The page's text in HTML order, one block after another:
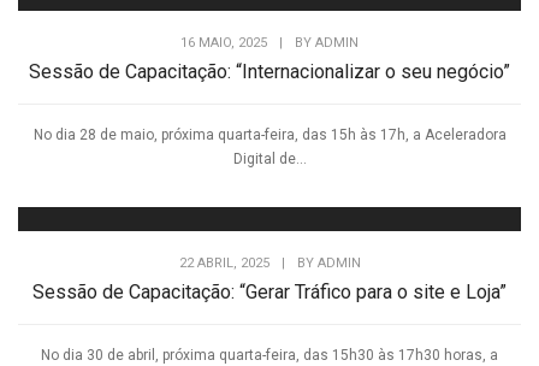
16 MAIO, 2025 BY ADMIN
Sessão de Capacitação: “Internacionalizar o seu negócio”
No dia 28 de maio, próxima quarta-feira, das 15h às 17h, a Aceleradora
Digital de...
22 ABRIL, 2025 BY ADMIN
Sessão de Capacitação: “Gerar Tráfico para o site e Loja”
No dia 30 de abril, próxima quarta-feira, das 15h30 às 17h30 horas, a